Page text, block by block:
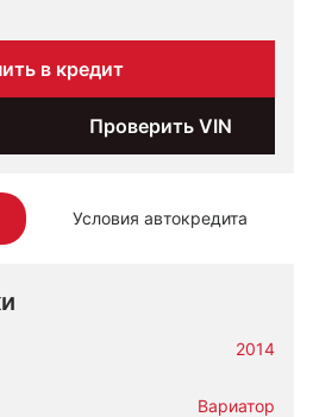
Условия автокредита
2014
Вариатор
в кредит
Проверить VIN